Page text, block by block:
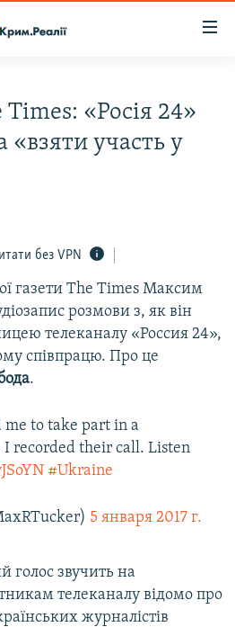
«Росія 24»
«взяти участь у
без VPN
газети The Times Максим
розмови з, як він
телеканалу «Россия 24»,
співпрацю. Про це
.
me to take part in a
recorded their call. Listen
#Ukraine
5 января 2017 г.
голос звучить на
телеканалу відомо про
журналістів